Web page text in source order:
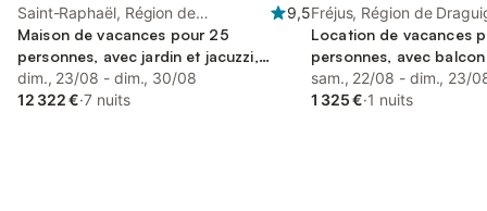
Saint-Raphaël, Région de
Draguignan
9,5
Maison de vacances pour 25
personnes, avec jardin et jacuzzi,
animaux acceptés
dim., 23/08 - dim., 30/08
12 322 €·7 nuits
Fréjus, Région de
Location de vacances
personnes, avec balcon
sam., 22/08 - dim., 23/
1 325 €·1 nuits